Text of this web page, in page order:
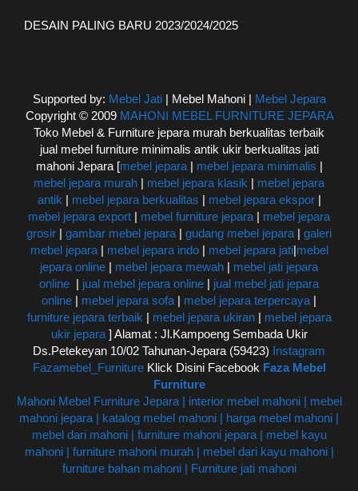
DESAIN PALING BARU 2023/2024/2025
Supported by: Mebel Jati| Mebel Mahoni | Mebel Jepara
Copyright © 2009 MAHONI MEBEL FURNITURE JEPARA
Toko Mebel & Furniture jepara murah berkualitas terbaik
jual mebel furniture minimalis antik ukir berkualitas jati
mahoni Jepara [mebel jepara| mebel jepara minimalis |
mebel jepara murah | mebel jepara klasik | mebel jepara
antik | mebel jepara berkualitas | mebel jepara ekspor|
mebel jepara export | mebel furniture jepara | mebel jepara
grosir | gambar mebel jepara | gudang mebel jepara | galeri
mebel jepara| mebel jepara indo| mebel jepara jati|mebel
jepara online | mebel jepara mewah | mebel jati jepara
online | jual mebel jepara online | jual mebel jati jepara
online | mebel jepara sofa | mebel jepara terpercaya |
furniture jepara terbaik | mebel jepara ukiran| mebel jepara
ukir jepara ] Alamat : Jl.Kampoeng Sembada Ukir
Ds.Petekeyan 10/02 Tahunan-Jepara (59423) Instagram
Fazamebel_FurnitureKlick Disini Facebook Faza Mebel
Furniture
Mahoni Mebel Furniture Jepara | interior mebel mahoni | mebel
mahoni jepara | katalog mebel mahoni | harga mebel mahoni |
mebel dari mahoni | furniture mahoni jepara | mebel kayu
mahoni | furniture mahoni murah | mebel dari kayu mahoni |
furniture bahan mahoni | Furniture jati mahoni